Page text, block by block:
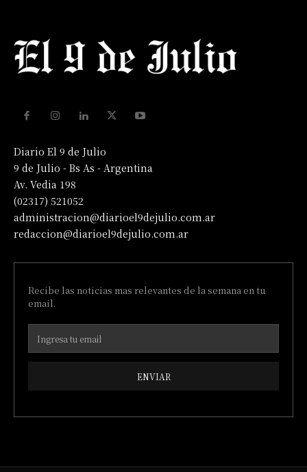
Diario El 9 de Julio
9 de Julio - Bs As - Argentina
Av. Vedia 198
(02317) 521052
administracion@diarioel9dejulio.com.ar
redaccion@diarioel9dejulio.com.ar
Recibe las noticias mas relevantes de la semana en tu
email.
ENVIAR